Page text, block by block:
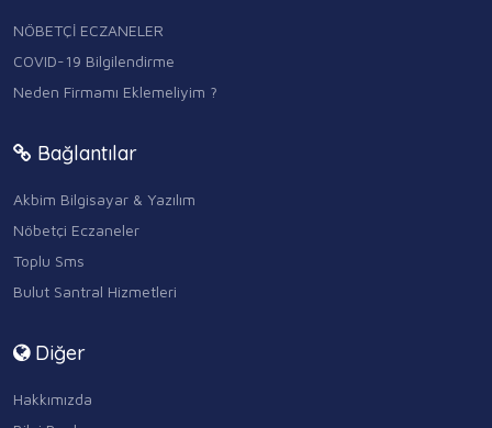
NÖBETÇİ ECZANELER
COVID-19 Bilgilendirme
Neden Firmamı Eklemeliyim ?
Bağlantılar
Akbim Bilgisayar & Yazılım
Nöbetçi Eczaneler
Toplu Sms
Bulut Santral Hizmetleri
Diğer
Hakkımızda